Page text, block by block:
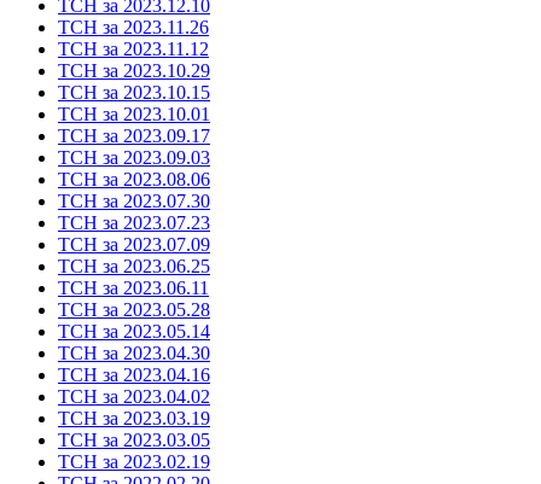
ТСН за 2023.12.10
ТСН за 2023.11.26
ТСН за 2023.11.12
ТСН за 2023.10.29
ТСН за 2023.10.15
ТСН за 2023.10.01
ТСН за 2023.09.17
ТСН за 2023.09.03
ТСН за 2023.08.06
ТСН за 2023.07.30
ТСН за 2023.07.23
ТСН за 2023.07.09
ТСН за 2023.06.25
ТСН за 2023.06.11
ТСН за 2023.05.28
ТСН за 2023.05.14
ТСН за 2023.04.30
ТСН за 2023.04.16
ТСН за 2023.04.02
ТСН за 2023.03.19
ТСН за 2023.03.05
ТСН за 2023.02.19